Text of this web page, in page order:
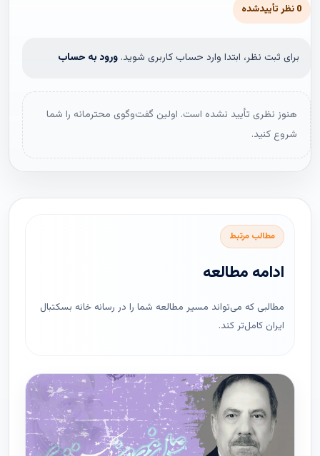
0 نظر تأییدشده
برای ثبت نظر، ابتدا وارد حساب کاربری شوید. ورود به حساب
هنوز نظری تأیید نشده است. اولین گفت‌وگوی محترمانه را شما
شروع کنید.
مطالب مرتبط
ادامه مطالعه
مطالبی که می‌تواند مسیر مطالعه شما را در رسانه خانه بسکتبال
ایران کامل‌تر کند.